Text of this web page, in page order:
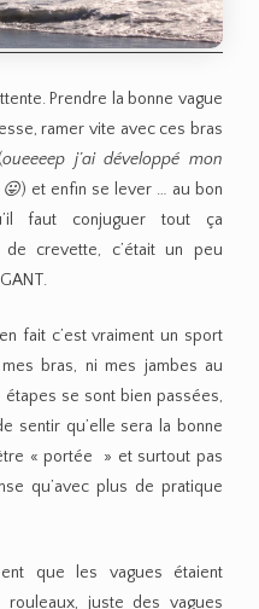
Prendre la bonne vague
ramer vite avec ces bras
oueeeep j’ai développé mon
😛) et enfin se lever … au bon
faut conjuguer tout ça
crevette, c’était un peu
fait c’est vraiment un sport
bras, ni mes jambes au
se sont bien passées,
sentir qu’elle sera la bonne
« portée » et surtout pas
qu’avec plus de pratique
que les vagues étaient
juste des vagues